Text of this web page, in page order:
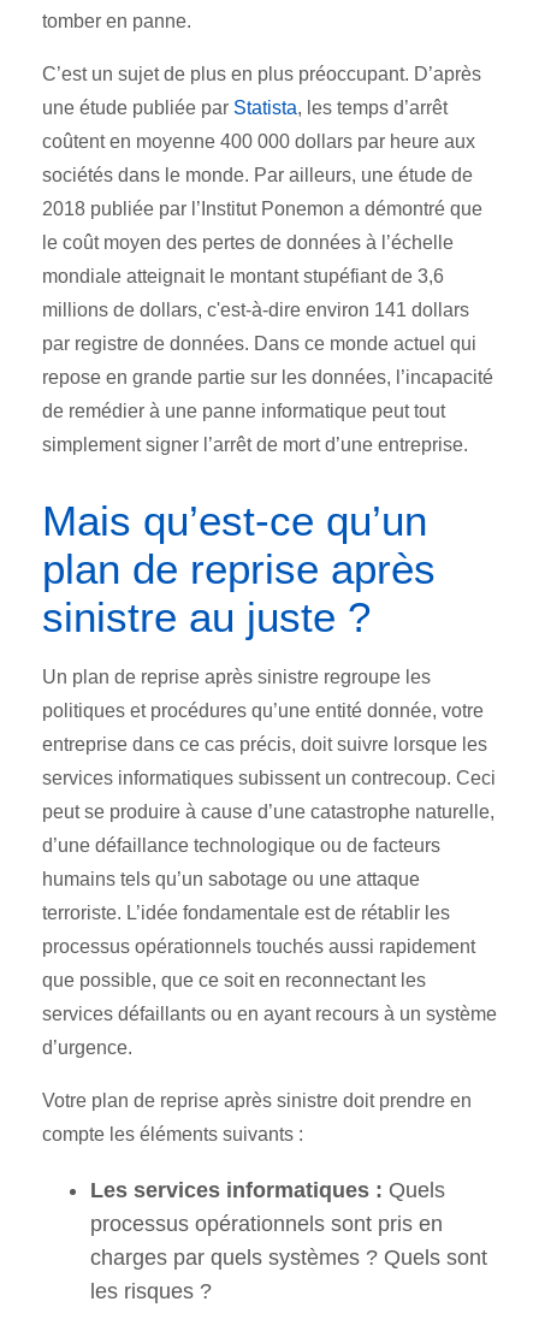
tomber en panne.
C’est un sujet de plus en plus préoccupant. D’après
une étude publiée par Statista, les temps d’arrêt
coûtent en moyenne 400 000 dollars par heure aux
sociétés dans le monde. Par ailleurs, une étude de
2018 publiée par l’Institut Ponemon a démontré que
le coût moyen des pertes de données à l’échelle
mondiale atteignait le montant stupéfiant de 3,6
millions de dollars, c'est-à-dire environ 141 dollars
par registre de données. Dans ce monde actuel qui
repose en grande partie sur les données, l’incapacité
de remédier à une panne informatique peut tout
simplement signer l’arrêt de mort d’une entreprise.
Mais qu’est-ce qu’un
plan de reprise après
sinistre au juste ?
Un plan de reprise après sinistre regroupe les
politiques et procédures qu’une entité donnée, votre
entreprise dans ce cas précis, doit suivre lorsque les
services informatiques subissent un contrecoup. Ceci
peut se produire à cause d’une catastrophe naturelle,
d’une défaillance technologique ou de facteurs
humains tels qu’un sabotage ou une attaque
terroriste. L’idée fondamentale est de rétablir les
processus opérationnels touchés aussi rapidement
que possible, que ce soit en reconnectant les
services défaillants ou en ayant recours à un système
d’urgence.
Votre plan de reprise après sinistre doit prendre en
compte les éléments suivants :
Les services informatiques : Quels
processus opérationnels sont pris en
charges par quels systèmes ? Quels sont
les risques ?